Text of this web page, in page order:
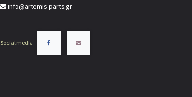
info@artemis-parts.gr
Social media